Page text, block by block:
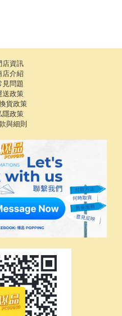
店資訊
店介紹
見問題
送政策
貨政策
隱政策
與細則